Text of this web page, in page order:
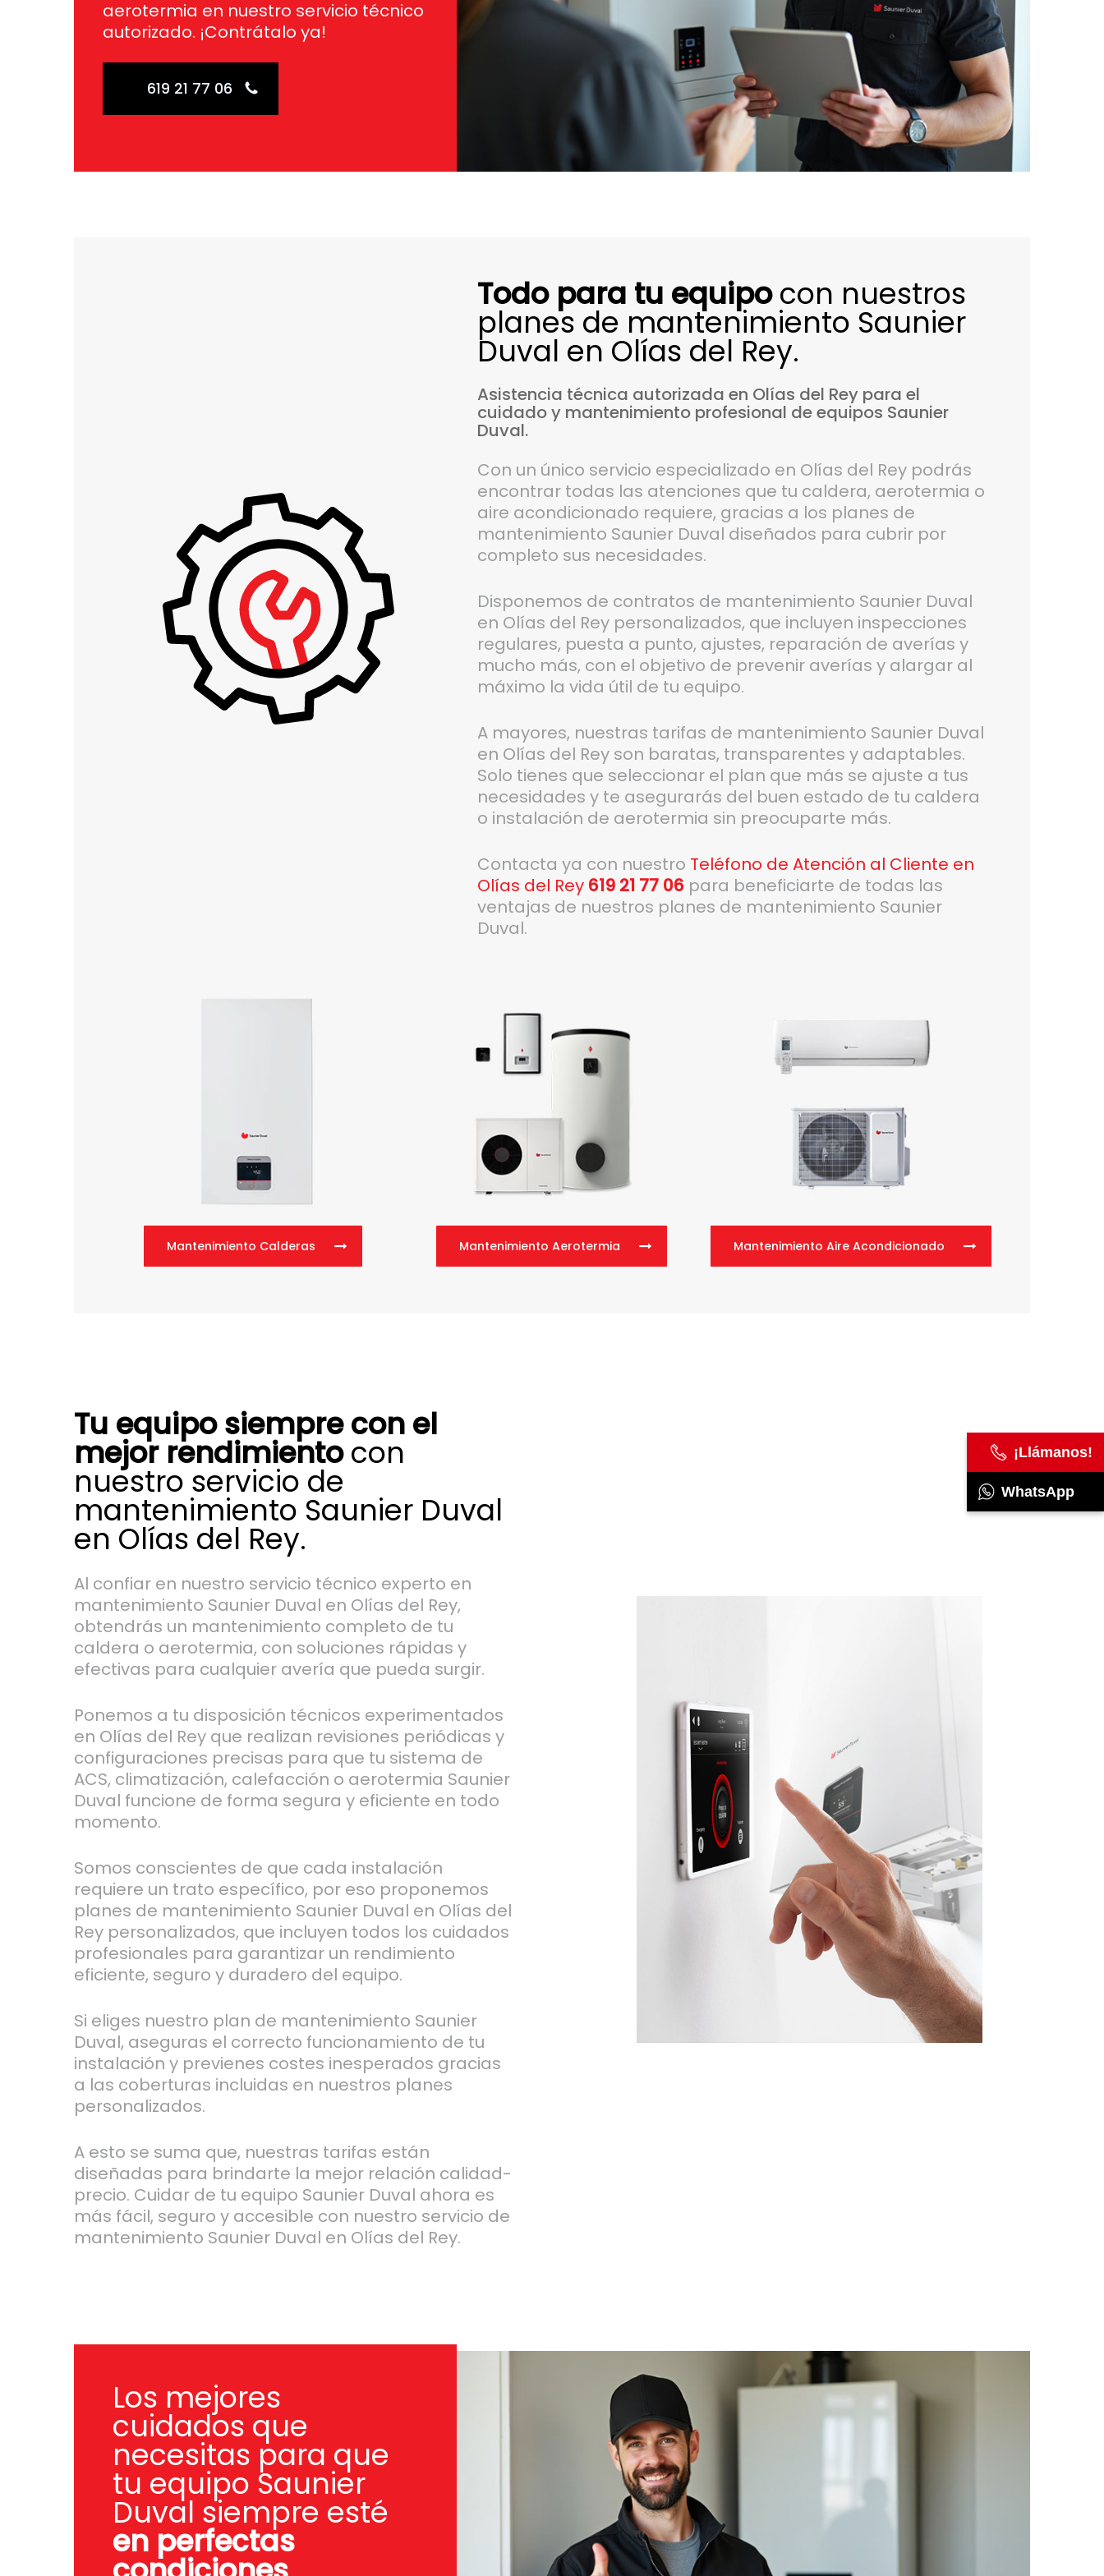
aerotermia en nuestro servicio técnico
autorizado. ¡Contrátalo ya!
619 21 77 06
Todo para tu equipocon nuestros
planes de mantenimiento Saunier
Duval en Olías del Rey.
Asistencia técnica autorizada en Olías del Rey para el
cuidadoy mantenimiento profesional deequipos Saunier
Duval.
Con un único servicio especializado en Olías del Rey podrás
encontrar todas las atenciones que tu caldera, aerotermia o
aire acondicionado requiere, gracias a los planes de
mantenimiento Saunier Duval diseñados para cubrir por
completo sus necesidades.
Disponemos de contratos de mantenimiento Saunier Duval
en Olías del Rey personalizados, que incluyen inspecciones
regulares, puesta a punto, ajustes, reparación de averías y
mucho más, con el objetivo de prevenir averías y alargar al
máximo la vida útil de tu equipo.
A mayores, nuestras tarifas de mantenimiento Saunier Duval
en Olías del Rey son baratas, transparentes y adaptables.
Solo tienes que seleccionar el plan que más se ajuste a tus
necesidades y te asegurarás del buen estado de tu caldera
o instalación de aerotermia sin preocuparte más.
Contacta ya con nuestro Teléfono de Atención al Cliente en
Olías del Rey619 21 77 06 para beneficiarte de todas las
ventajas de nuestros planes de mantenimiento Saunier
Duval.
Mantenimiento Calderas Mantenimiento Aerotermia Mantenimiento Aire Acondicionado
Tu equipo siempre con el
mejor rendimientocon
nuestro servicio de
mantenimiento Saunier Duval
en Olías del Rey.
Al confiar en nuestro servicio técnico experto en
mantenimiento Saunier Duval en Olías del Rey,
obtendrás un mantenimiento completo de tu
caldera o aerotermia, con soluciones rápidas y
efectivas para cualquier avería que pueda surgir.
Ponemos a tu disposición técnicos experimentados
en Olías del Rey que realizan revisiones periódicas y
configuraciones precisas para que tu sistema de
ACS, climatización, calefacción o aerotermia Saunier
Duval funcione de forma segura y eficiente en todo
momento.
Somos conscientes de que cada instalación
requiere un trato específico, por eso proponemos
planes de mantenimiento Saunier Duval en Olías del
Rey personalizados, que incluyen todos los cuidados
profesionales para garantizar un rendimiento
eficiente, seguro y duradero del equipo.
Si eliges nuestro plan de mantenimiento Saunier
Duval, aseguras el correcto funcionamiento de tu
instalación y previenes costes inesperados gracias
a las coberturas incluidas en nuestros planes
personalizados.
A esto se suma que, nuestras tarifas están
diseñadas para brindarte la mejor relación calidad-
precio. Cuidar de tu equipo Saunier Duval ahora es
más fácil, seguro y accesible con nuestro servicio de
mantenimiento Saunier Duval en Olías del Rey.
Los mejores
cuidados que
necesitas para que
tu equipo Saunier
Duval siempre esté
en perfectas
¡Llámanos!
WhatsApp